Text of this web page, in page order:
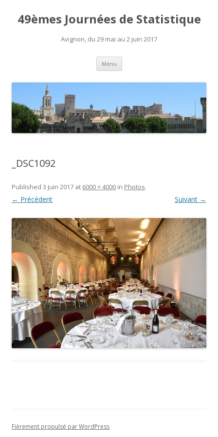
49èmes Journées de Statistique
Avignon, du 29 mai au 2 juin 2017
Menu Aller
contenu
_DSC1092
Published 3 juin 2017 at 6000 × 4000 in Photos.
← Précédent Suivant →
Fièrement propulsé par WordPress